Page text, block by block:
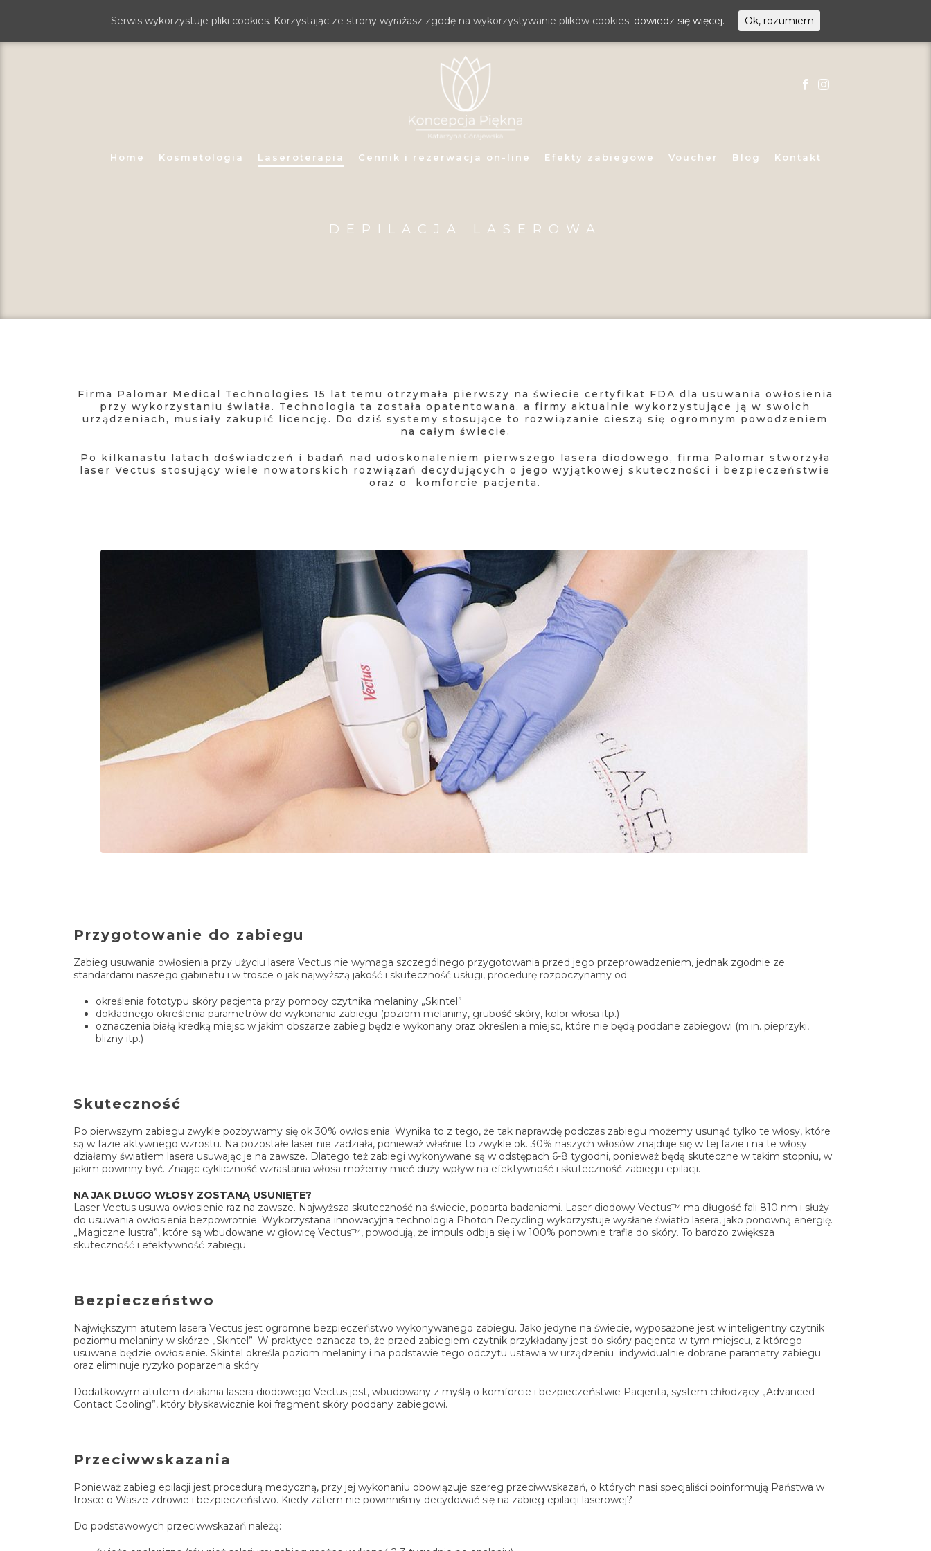
Home Kosmetologia Laseroterapia Cennik i rezerwacja on-line Efekty zabiegowe Voucher Blog Kontakt
DEPILACJA LASEROWA
Firma Palomar Medical Technologies 15 lat temu otrzymała pierwszy na świecie certyfikat FDA dla usuwania owłosienia
przy wykorzystaniu światła. Technologia ta została opatentowana, a firmy aktualnie wykorzystujące ją w swoich
urządzeniach, musiały zakupić licencję. Do dziś systemy stosujące to rozwiązanie cieszą się ogromnym powodzeniem
na całym świecie.
Po kilkanastu latach doświadczeń i badań nad udoskonaleniem pierwszego lasera diodowego, firma Palomar stworzyła
laser Vectus stosujący wiele nowatorskich rozwiązań decydujących o jego wyjątkowej skuteczności i bezpieczeństwie
oraz o komforcie pacjenta.
Przygotowanie do zabiegu
Zabieg usuwania owłosienia przy użyciu lasera Vectus nie wymaga szczególnego przygotowania przed jego przeprowadzeniem, jednak zgodnie ze
standardami naszego gabinetu i w trosce o jak najwyższą jakość i skuteczność usługi, procedurę rozpoczynamy od:
określenia fototypu skóry pacjenta przy pomocy czytnika melaniny „Skintel”
dokładnego określenia parametrów do wykonania zabiegu (poziom melaniny, grubość skóry, kolor włosa itp.)
oznaczenia białą kredką miejsc w jakim obszarze zabieg będzie wykonany oraz określenia miejsc, które nie będą poddane zabiegowi (m.in. pieprzyki,
blizny itp.)
Skuteczność
Po pierwszym zabiegu zwykle pozbywamy się ok 30% owłosienia. Wynika to z tego, że tak naprawdę podczas zabiegu możemy usunąć tylko te włosy, które
są w fazie aktywnego wzrostu. Na pozostałe laser nie zadziała, ponieważ właśnie to zwykle ok. 30% naszych włosów znajduje się w tej fazie i na te włosy
działamy światłem lasera usuwając je na zawsze. Dlatego też zabiegi wykonywane są w odstępach 6-8 tygodni, ponieważ będą skuteczne w takim stopniu, w
jakim powinny być. Znając cykliczność wzrastania włosa możemy mieć duży wpływ na efektywność i skuteczność zabiegu epilacji.
NA JAK DŁUGO WŁOSY ZOSTANĄ USUNIĘTE?
Laser Vectus usuwa owłosienie raz na zawsze. Najwyższa skuteczność na świecie, poparta badaniami. Laser diodowy Vectus™ ma długość fali 810 nm i służy
do usuwania owłosienia bezpowrotnie. Wykorzystana innowacyjna technologia Photon Recycling wykorzystuje wysłane światło lasera, jako ponowną energię.
„Magiczne lustra”, które są wbudowane w głowicę Vectus™, powodują, że impuls odbija się i w 100% ponownie trafia do skóry. To bardzo zwiększa
skuteczność i efektywność zabiegu.
Bezpieczeństwo
Największym atutem lasera Vectus jest ogromne bezpieczeństwo wykonywanego zabiegu. Jako jedyne na świecie, wyposażone jest w inteligentny czytnik
poziomu melaniny w skórze „Skintel”. W praktyce oznacza to, że przed zabiegiem czytnik przykładany jest do skóry pacjenta w tym miejscu, z którego
usuwane będzie owłosienie. Skintel określa poziom melaniny i na podstawie tego odczytu ustawia w urządzeniu indywidualnie dobrane parametry zabiegu
oraz eliminuje ryzyko poparzenia skóry.
Dodatkowym atutem działania lasera diodowego Vectus jest, wbudowany z myślą o komforcie i bezpieczeństwie Pacjenta, system chłodzący „Advanced
Contact Cooling”, który błyskawicznie koi fragment skóry poddany zabiegowi.
Przeciwwskazania
Ponieważ zabieg epilacji jest procedurą medyczną, przy jej wykonaniu obowiązuje szereg przeciwwskazań, o których nasi specjaliści poinformują Państwa w
trosce o Wasze zdrowie i bezpieczeństwo. Kiedy zatem nie powinniśmy decydować się na zabieg epilacji laserowej?
Do podstawowych przeciwwskazań należą:
Serwis wykorzystuje pliki cookies. Korzystając ze strony wyrażasz zgodę na wykorzystywanie plików cookies. dowiedz się więcej. Ok, rozumiem